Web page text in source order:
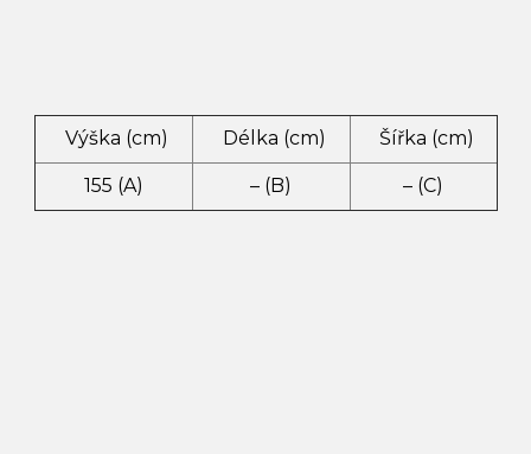
Výška (cm) Délka (cm) Šířka (cm)
155 (A) – (B) – (C)